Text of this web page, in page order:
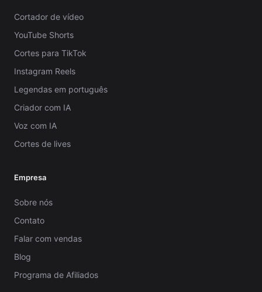
Cortador de vídeo
YouTube Shorts
Cortes para TikTok
Instagram Reels
Legendas em português
Criador com IA
Voz com IA
Cortes de lives
Empresa
Sobre nós
Contato
Falar com vendas
Blog
Programa de Afiliados